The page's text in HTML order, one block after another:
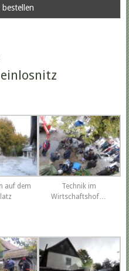
auf dem
Technik im
Wirtschaftshof…